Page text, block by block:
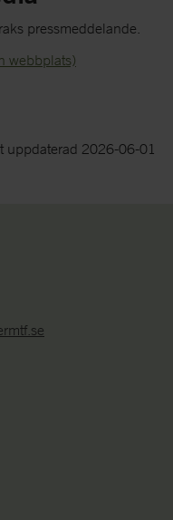
pressmeddelande.
webbplats)
uppdaterad 2026-06-01